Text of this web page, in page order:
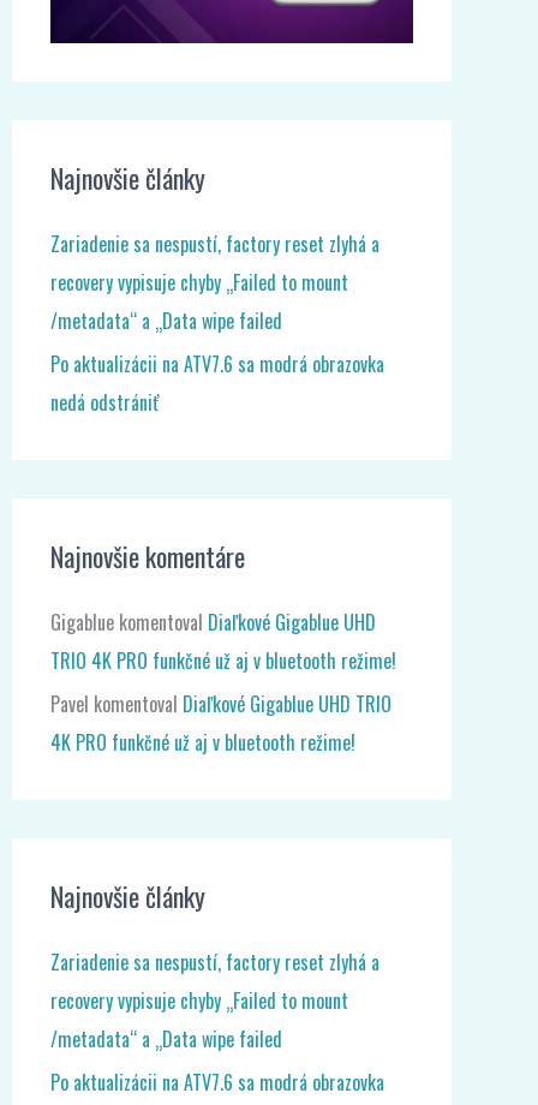
Najnovšie články
Zariadenie sa nespustí, factory reset zlyhá a
recovery vypisuje chyby „Failed to mount
/metadata“ a „Data wipe failed
Po aktualizácii na ATV7.6 sa modrá obrazovka
nedá odstrániť
Najnovšie komentáre
Gigablue komentoval Diaľkové Gigablue UHD
TRIO 4K PRO funkčné už aj v bluetooth režime!
Pavel komentoval Diaľkové Gigablue UHD TRIO
4K PRO funkčné už aj v bluetooth režime!
Najnovšie články
Zariadenie sa nespustí, factory reset zlyhá a
recovery vypisuje chyby „Failed to mount
/metadata“ a „Data wipe failed
Po aktualizácii na ATV7.6 sa modrá obrazovka